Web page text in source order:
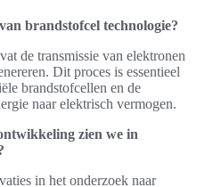
brandstofcel technologie?
de transmissie van elektronen
Dit proces is essentieel
brandstofcellen en de
naar elektrisch vermogen.
zien we in
in het onderzoek naar